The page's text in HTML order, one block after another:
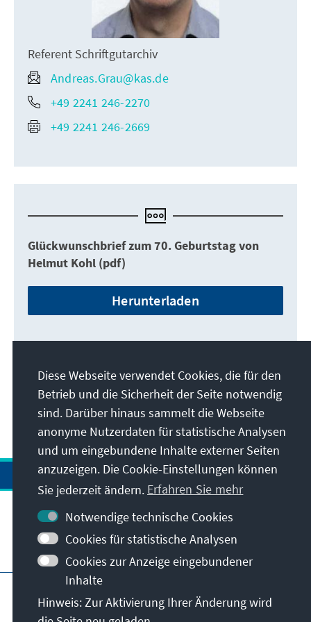
Referent Schriftgutarchiv
Andreas.Grau@kas.de
+49 2241 246-2270
+49 2241 246-2669
Glückwunschbrief zum 70. Geburtstag von
Helmut Kohl (pdf)
Herunterladen
Besuchen Sie auch
Impressum
Nutzungsbedingungen
Diese Webseite verwendet Cookies, die für den
Betrieb und die Sicherheit der Seite notwendig
sind. Darüber hinaus sammelt die Webseite
anonyme Nutzerdaten für statistische Analysen
und um eingebundene Inhalte externer Seiten
anzuzeigen. Die Cookie-Einstellungen können
Sie jederzeit ändern. Erfahren Sie mehr
Notwendige technische Cookies
Cookies für statistische Analysen
Cookies zur Anzeige eingebundener
Inhalte
Hinweis: Zur Aktivierung Ihrer Änderung wird